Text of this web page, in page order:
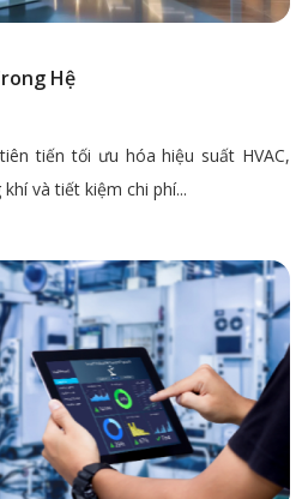
Hệ
tiến tối ưu hóa hiệu suất HVAC,
và tiết kiệm chi phí...